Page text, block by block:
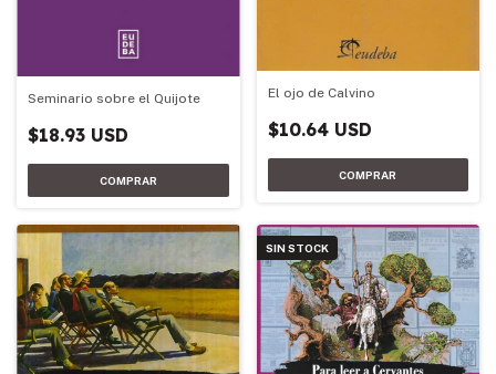
Seminario sobre el Quijote
$18.93 USD
El ojo de Calvino
$10.64 USD
SIN STOCK